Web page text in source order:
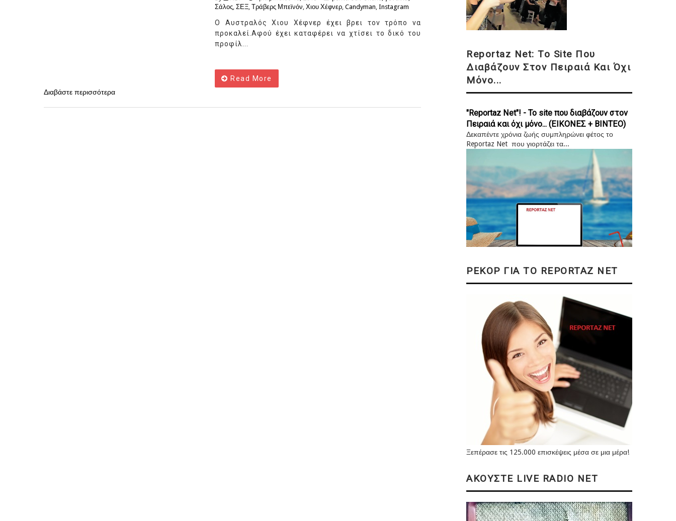
Σάλος, ΣΕΞ, Τράβερς Μπεϊνόν, Χιου Χέφνερ, Candyman, Instagram
Ο Αυστραλός Χιου Χέφνερ έχει βρει τον τρόπο να
προκαλεί.Αφού έχει καταφέρει να χτίσει το δικό του
προφίλ...
Read More
Διαβάστε περισσότερα
Reportaz Net: Το Site Που
Διαβάζουν Στον Πειραιά Και Όχι
Μόνο...
"Reportaz Net"! - Το site που διαβάζουν στον
Πειραιά και όχι μόνο... (ΕΙΚΟΝΕΣ + ΒΙΝΤΕΟ)
Δεκαπέντε χρόνια ζωής συμπληρώνει φέτος το
Reportaz Net που γιορτάζει τα...
ΡΕΚΟΡ ΓΙΑ ΤΟ REPORTAZ NET
Ξεπέρασε τις 125.000 επισκέψεις μέσα σε μια μέρα!
ΑΚΟΥΣΤΕ LIVE RADIO NET